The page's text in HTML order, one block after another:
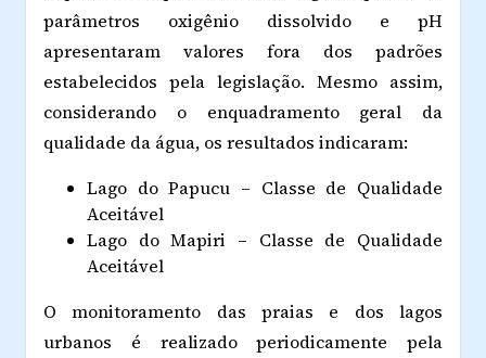
parâmetros oxigênio dissolvido e pH
apresentaram valores fora dos padrões
estabelecidos pela legislação. Mesmo assim,
considerando o enquadramento geral da
qualidade da água, os resultados indicaram:
Lago do Papucu – Classe de Qualidade
Aceitável
Lago do Mapiri – Classe de Qualidade
Aceitável
O monitoramento das praias e dos lagos
urbanos é realizado periodicamente pela